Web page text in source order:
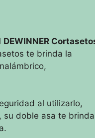
DEWINNER
te brinda la
al utilizarlo,
su doble asa te brinda